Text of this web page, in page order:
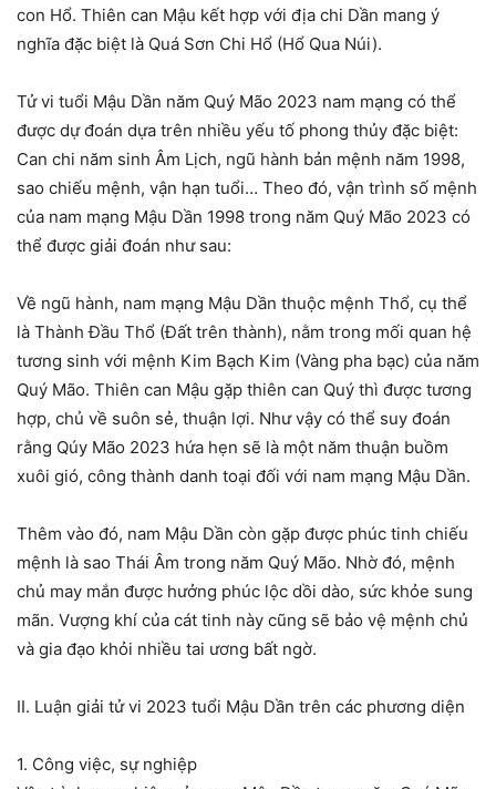
con Hổ. Thiên can Mậu kết hợp với địa chi Dần mang ý
nghĩa đặc biệt là Quá Sơn Chi Hổ (Hổ Qua Núi).
Tử vi tuổi Mậu Dần năm Quý Mão 2023 nam mạng có thể
được dự đoán dựa trên nhiều yếu tố phong thủy đặc biệt:
Can chi năm sinh Âm Lịch, ngũ hành bản mệnh năm 1998,
sao chiếu mệnh, vận hạn tuổi… Theo đó, vận trình số mệnh
của nam mạng Mậu Dần 1998 trong năm Quý Mão 2023 có
thể được giải đoán như sau:
Về ngũ hành, nam mạng Mậu Dần thuộc mệnh Thổ, cụ thể
là Thành Đầu Thổ (Đất trên thành), nằm trong mối quan hệ
tương sinh với mệnh Kim Bạch Kim (Vàng pha bạc) của năm
Quý Mão. Thiên can Mậu gặp thiên can Quý thì được tương
hợp, chủ về suôn sẻ, thuận lợi. Như vậy có thể suy đoán
rằng Qúy Mão 2023 hứa hẹn sẽ là một năm thuận buồm
xuôi gió, công thành danh toại đối với nam mạng Mậu Dần.
Thêm vào đó, nam Mậu Dần còn gặp được phúc tinh chiếu
mệnh là sao Thái Âm trong năm Quý Mão. Nhờ đó, mệnh
chủ may mắn được hưởng phúc lộc dồi dào, sức khỏe sung
mãn. Vượng khí của cát tinh này cũng sẽ bảo vệ mệnh chủ
và gia đạo khỏi nhiều tai ương bất ngờ.
II. Luận giải tử vi 2023 tuổi Mậu Dần trên các phương diện
1. Công việc, sự nghiệp